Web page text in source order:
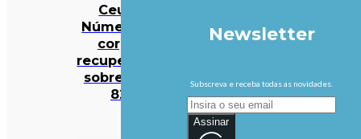
Ceuta:
Número de
corpos
recuperados
sobre para
82
Newsletter
Subscreva e receba todas as novidades.
Assinar